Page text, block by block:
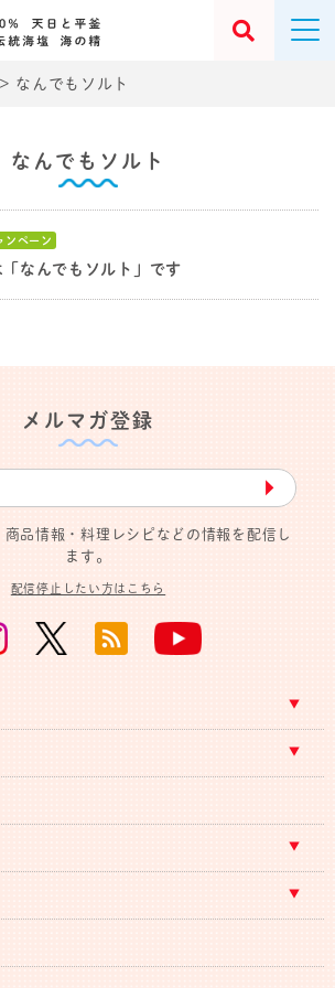
> なんでもソルト
なんでもソルト
ンペーン
なんでもソルト」です
メルマガ登録
▶︎
商品情報・料理レシピなどの情報を配信し
ます。
配信停止したい方はこちら